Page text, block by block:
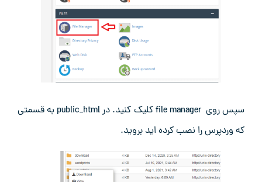
سپس روی file manager کلیک کنید. در public_html به قسمتی
که وردپرس را نصب کرده اید بروید.